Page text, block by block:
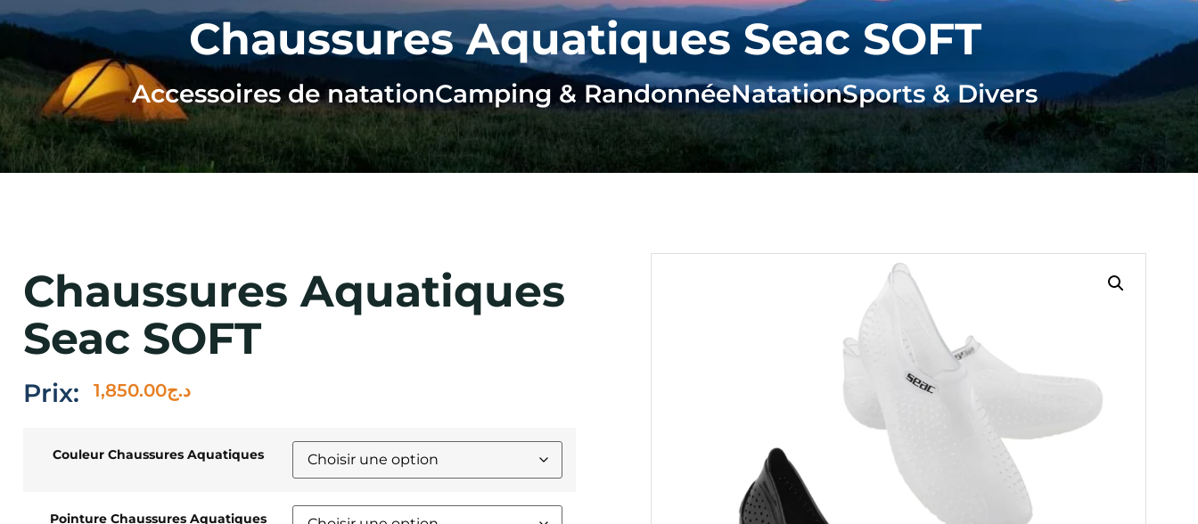
Chaussures Aquatiques Seac SOFT
Accessoires de natationCamping & RandonnéeNatationSports & Divers
Chaussures Aquatiques
Seac SOFT
Prix: د.ج1,850.00
Couleur Chaussures Aquatiques
Pointure Chaussures Aquatiques